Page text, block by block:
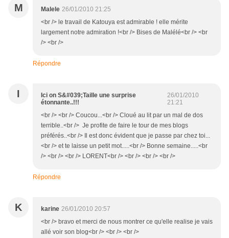
M Malele 26/01/2010 21:25
<br /> le travail de Katouya est admirable ! elle mérite
largement notre admiration !<br /> Bises de Malélé<br /> <br
/> <br />
Répondre
I
Ici on S&#039;Taille une surprise
étonnante..!!!
26/01/2010
21:21
<br /> <br /> Coucou...<br /> Cloué au lit par un mal de dos
terrible..<br /> Je profite de faire le tour de mes blogs
préférés..<br /> Il est donc évident que je passe par chez toi...
<br /> et te laisse un petit mot.....<br /> Bonne semaine.....<br
/> <br /> <br /> LORENT<br /> <br /> <br /> <br />
Répondre
K karine 26/01/2010 20:57
<br /> bravo et merci de nous montrer ce qu'elle realise je vais
allé voir son blog<br /> <br /> <br />